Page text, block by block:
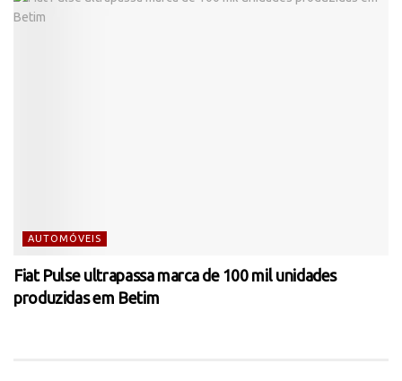
AUTOMÓVEIS
Fiat Pulse ultrapassa marca de 100 mil unidades
produzidas em Betim